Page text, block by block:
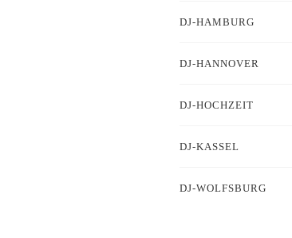
DJ-HAMBURG
DJ-HANNOVER
DJ-HOCHZEIT
DJ-KASSEL
DJ-WOLFSBURG